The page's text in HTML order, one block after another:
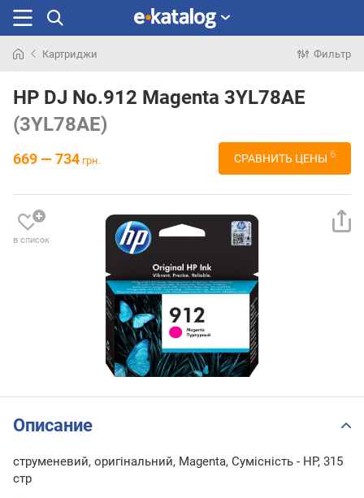
раньше
Картриджи Фильтр
HP DJ No.912 Magenta 3YL78AE
(3YL78AE)
669 — 734 грн. СРАВНИТЬ ЦЕНЫ 6
в список
Описание
струменевий, оригінальний, Magenta, Сумісність - HP, 315
стр